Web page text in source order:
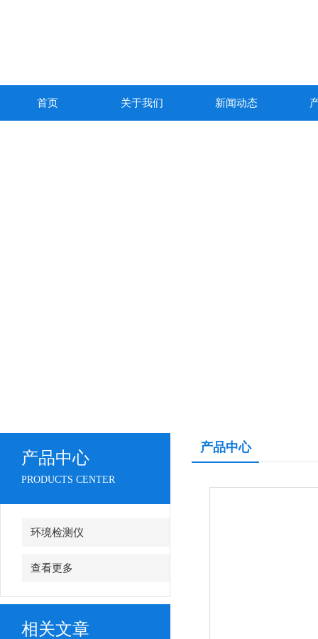
首页 关于我们 新闻动态
产品中心
PRODUCTS CENTER
环境检测仪
查看更多
相关文章
产品中心